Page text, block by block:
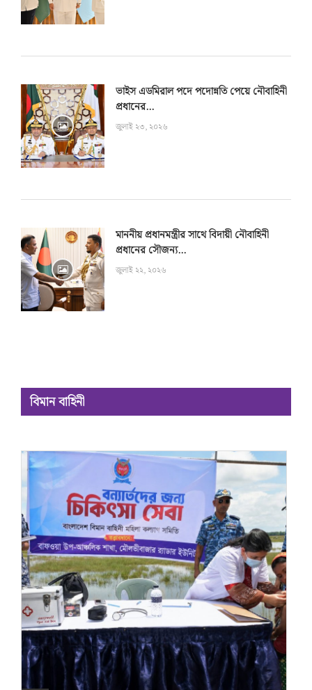
ভাইস এডমিরাল পদে পদোন্নতি পেয়ে নৌবাহিনী
প্রধানের...
জুলাই ২৩, ২০২৬
মাননীয় প্রধানমন্ত্রীর সাথে বিদায়ী নৌবাহিনী
প্রধানের সৌজন্য...
জুলাই ২২, ২০২৬
বিমান বাহিনী